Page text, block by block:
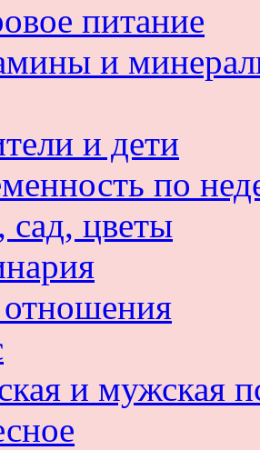
питание
и
и дети
по
цветы
и мужская